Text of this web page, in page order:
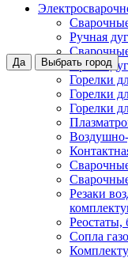
Да Выбрать город
Ручная
Горелки
Горелки
Горелки
Воздушно-
Резаки
Реостаты,
Сопла